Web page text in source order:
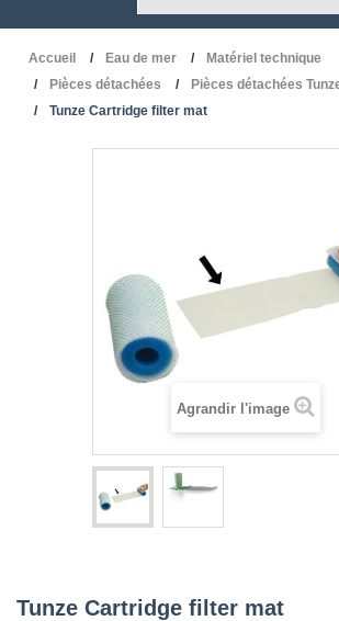
Accueil Eau de mer
Matériel technique
Pièces détachées
Pièces détachées
Tunze Cartridge filter mat
Agrandir l'image
Tunze Cartridge filter mat